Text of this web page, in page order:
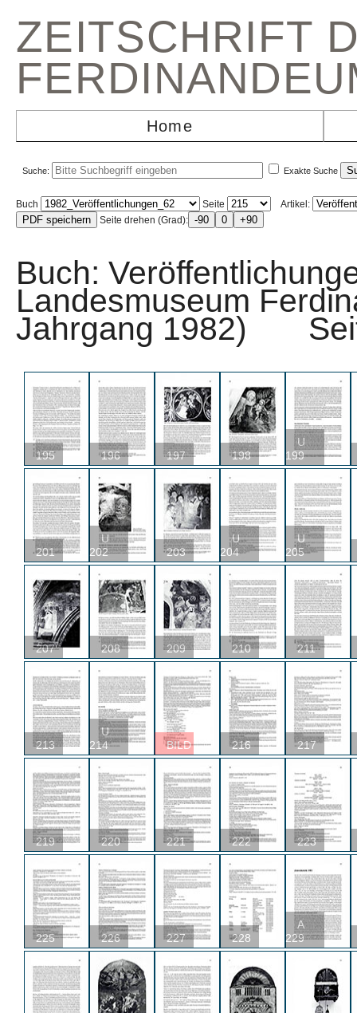
ZEITSCHRIFT
Home
Suche: Exakte Suche
Buch Seite
Artikel:
Seite drehen (Grad):
Buch:
Landesmuseum
Jahrgang 1982)
195 196 197 198
U
199
201
U
202
203
U
204
U
205
207 208 209 210 211
213
U
214
BILD 216 217
219 220 221 222 223
225 226 227 228
A
229